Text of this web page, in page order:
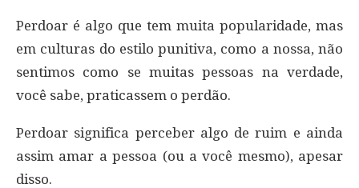
Perdoar é algo que tem muita popularidade, mas
em culturas do estilo punitiva, como a nossa, não
sentimos como se muitas pessoas na verdade,
você sabe, praticassem o perdão.
Perdoar significa perceber algo de ruim e ainda
assim amar a pessoa (ou a você mesmo), apesar
disso.